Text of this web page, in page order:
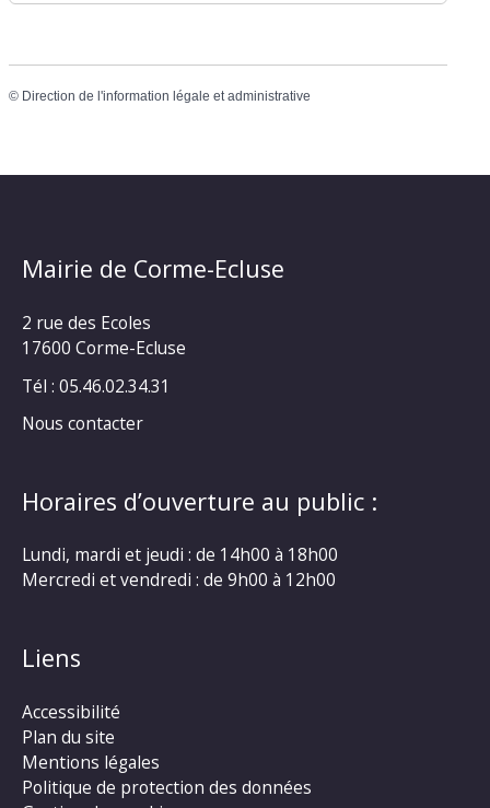
© Direction de l'information légale et administrative
Mairie de Corme-Ecluse
2 rue des Ecoles
17600 Corme-Ecluse
Tél : 05.46.02.34.31
Nous contacter
Horaires d’ouverture au public :
Lundi, mardi et jeudi : de 14h00 à 18h00
Mercredi et vendredi : de 9h00 à 12h00
Liens
Accessibilité
Plan du site
Mentions légales
Politique de protection des données